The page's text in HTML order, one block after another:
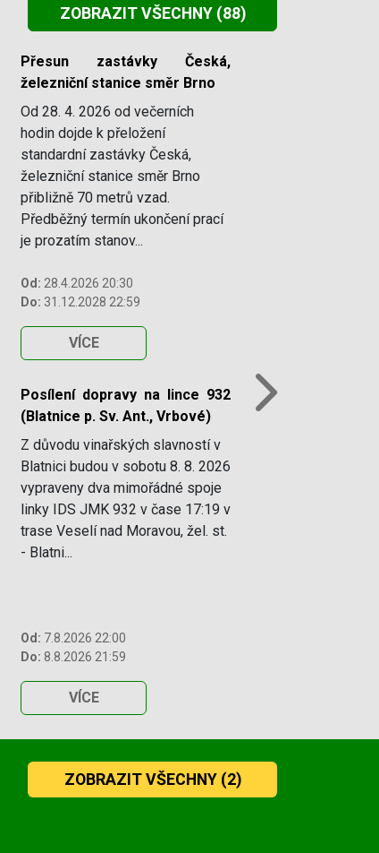
ZOBRAZIT VŠECHNY(88)
Přesun zastávky Česká,
železniční stanice směr Brno
Od 28. 4. 2026 od večerních
hodin dojde k přeložení
standardní zastávky Česká,
železniční stanice směr Brno
přibližně 70 metrů vzad.
Předběžný termín ukončení prací
je prozatím stanov...
Od: 28.4.2026 20:30
Do: 31.12.2028 22:59
VÍCE
Posílení dopravy na lince 932
(Blatnice p. Sv. Ant., Vrbové)
Z důvodu vinařských slavností v
Blatnici budou v sobotu 8. 8. 2026
vypraveny dva mimořádné spoje
linky IDS JMK 932 v čase 17:19 v
trase Veselí nad Moravou, žel. st.
- Blatni...
Od: 7.8.2026 22:00
Do: 8.8.2026 21:59
VÍCE
ZOBRAZIT VŠECHNY(2)